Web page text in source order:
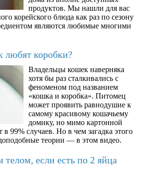
продуктов. Мы нашли для вас
корейского блюда как раз по сезону
являются любимые многими
любят коробки?
Владельцы кошек наверняка
хотя бы раз сталкивались с
феноменом под названием
«кошка и коробка». Питомец
может проявить равнодушие к
самому красивому кошачьему
домику, но мимо картонной
99% случаев. Но в чем загадка этого
теории — в этом видео.
телом, если есть по 2 яйца